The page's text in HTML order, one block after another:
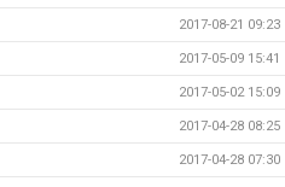
2017-08-21 09:23
2017-05-09 15:41
2017-05-02 15:09
2017-04-28 08:25
2017-04-28 07:30